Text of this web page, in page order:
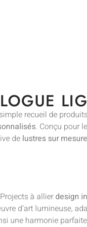
recueil de
. Conçu pour
de lustres sur mesure
à allierdesign
d’art lumineuse,
une harmonie